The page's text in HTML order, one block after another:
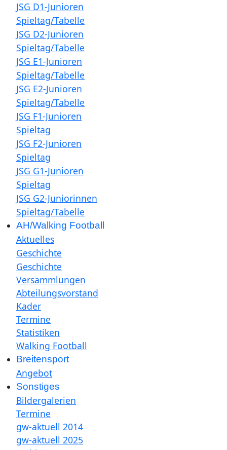
JSG D1-Junioren
Spieltag/Tabelle
JSG D2-Junioren
Spieltag/Tabelle
JSG E1-Junioren
Spieltag/Tabelle
JSG E2-Junioren
Spieltag/Tabelle
JSG F1-Junioren
Spieltag
JSG F2-Junioren
Spieltag
JSG G1-Junioren
Spieltag
JSG G2-Juniorinnen
Spieltag/Tabelle
AH/Walking Football
Aktuelles
Geschichte
Geschichte
Versammlungen
Abteilungsvorstand
Kader
Termine
Statistiken
Walking Football
Breitensport
Angebot
Sonstiges
Bildergalerien
Termine
gw-aktuell 2014
gw-aktuell 2025